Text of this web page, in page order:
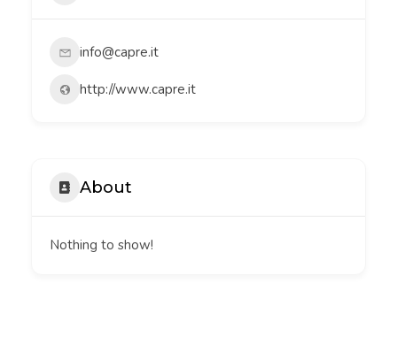
info@capre.it
http://www.capre.it
About
Nothing to show!